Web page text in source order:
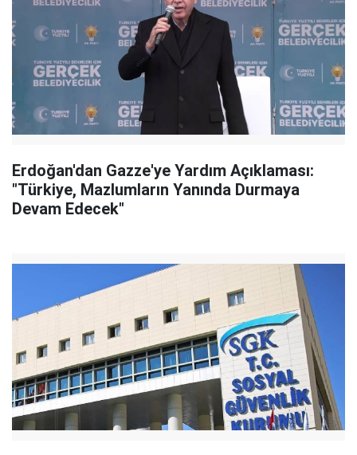
Erdoğan'dan Gazze'ye Yardım Açıklaması:
"Türkiye, Mazlumların Yanında Durmaya
Devam Edecek"